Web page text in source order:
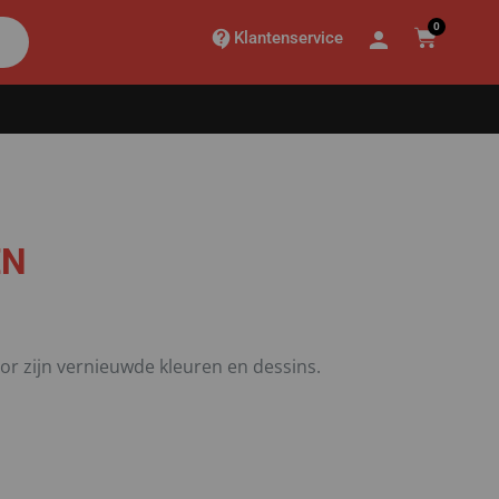
Klantenservice
0
zijn vernieuwde kleuren en dessins.